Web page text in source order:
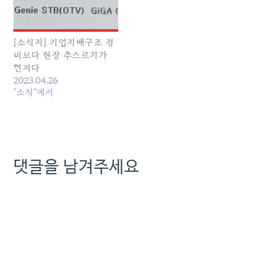
[소식지] 기업지배구조 정
비보다 현장 추스르기가
먼저다
2023.04.26
"소식"에서
댓글을 남겨주세요